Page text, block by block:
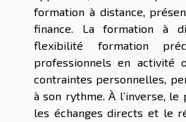
formation à distance,
finance. La formation à
flexibilité formation
professionnels en activité
contraintes personnelles,
à son rythme. À l’inverse,
les échanges directs et le